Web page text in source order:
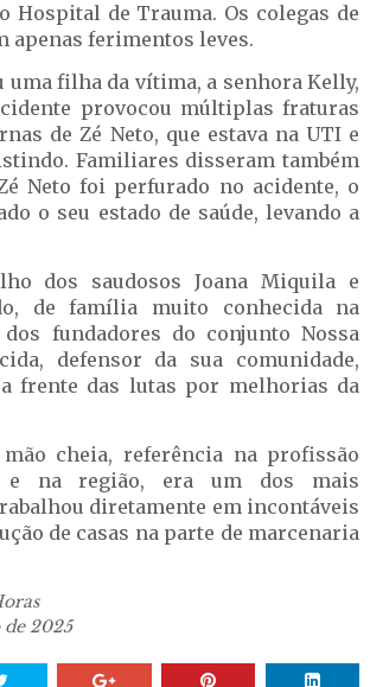
Hospital de Trauma. Os colegas de
apenas ferimentos leves.
uma filha da vítima, a senhora Kelly,
provocou múltiplas fraturas
de Zé Neto, que estava na UTI e
Familiares disseram também
Neto foi perfurado no acidente, o
o seu estado de saúde, levando a
dos saudosos Joana Miquila e
de família muito conhecida na
fundadores do conjunto Nossa
defensor da sua comunidade,
frente das lutas por melhorias da
cheia, referência na profissão
e na região, era um dos mais
diretamente em incontáveis
de casas na parte de marcenaria
2025